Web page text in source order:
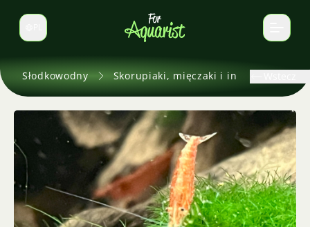
Zmień język
Słodkowodny Skorupiaki, mięczaki i inne